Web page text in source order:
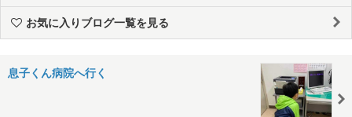
お気に入りブログ一覧を見る
息子くん病院へ行く